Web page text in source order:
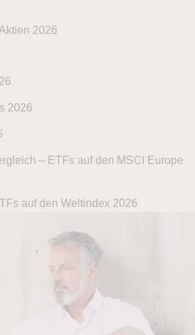
2026
2026
– ETFs auf den MSCI Europe
auf den Weltindex 2026